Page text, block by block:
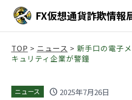
FX仮想通貨詐欺情報
TOP > ニュース > 新手口の電子
キュリティ企業が警鐘
ニュース schedule 2025年7月26日